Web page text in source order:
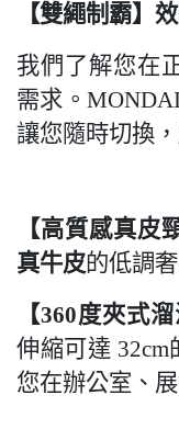
【雙繩制霸】
我們了解您在
需求。
讓您隨時切換
【高質感真皮
真牛皮的低調
【360度夾式溜
伸縮可達 32cm
您在辦公室、